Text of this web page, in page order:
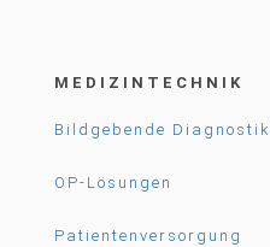
MEDIZINTECHNIK
Bildgebende Diagnostik
OP-Lösungen
Patientenversorgung